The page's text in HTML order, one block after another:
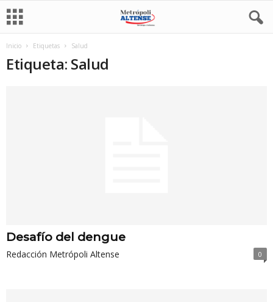
Inicio Etiquetas Salud
Etiqueta: Salud
Desafío del dengue
Redacción Metrópoli Altense 0